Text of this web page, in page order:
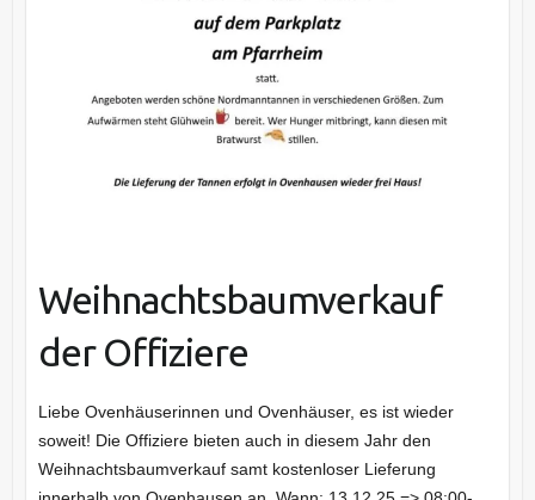
Weihnachtsbaumverkauf
der Offiziere
Liebe Ovenhäuserinnen und Ovenhäuser, es ist wieder
soweit! Die Offiziere bieten auch in diesem Jahr den
Weihnachtsbaumverkauf samt kostenloser Lieferung